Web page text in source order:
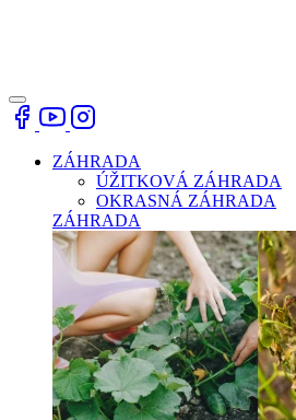
ZÁHRADA
ÚŽITKOVÁ ZÁHRADA
OKRASNÁ ZÁHRADA
ZÁHRADA